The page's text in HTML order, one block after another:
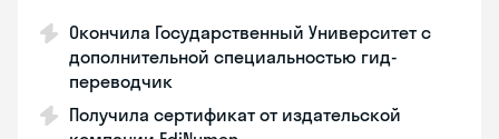
Окончила Государственный Университет с
дополнительной специальностью гид-
переводчик
Получила сертификат от издательской